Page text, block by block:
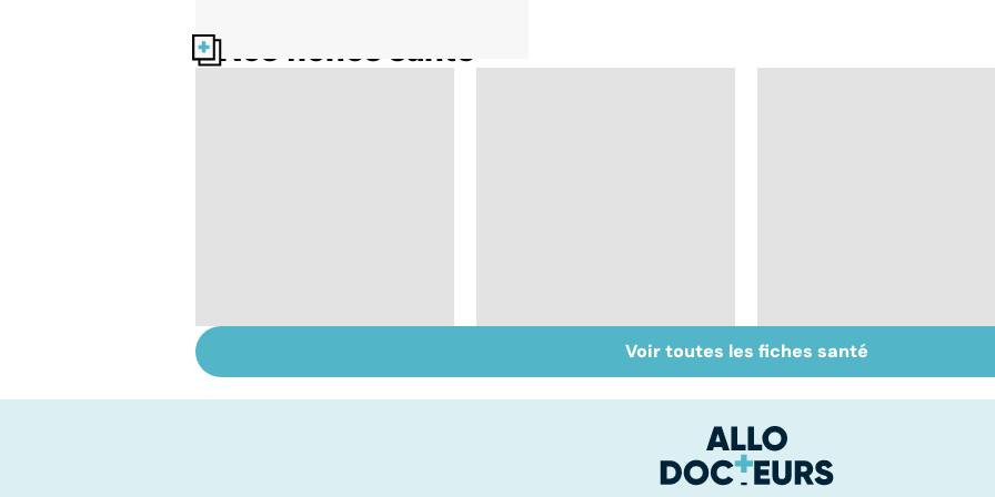
Nos fiches santé
bouleversement
La tuberculose
pulmonaire
Femmes : comment
jouissez-vous ?
Voir toutes les fiches santé